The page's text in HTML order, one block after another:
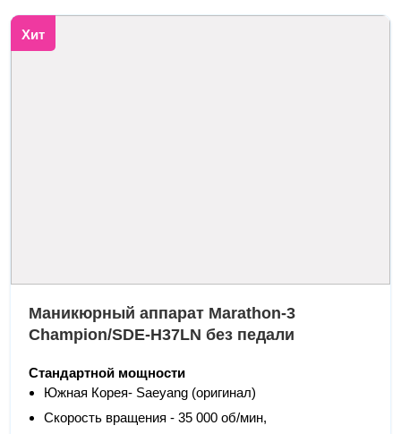
Хит
Маникюрный аппарат Marathon-3
Champion/SDE-H37LN без педали
Стандартной мощности
Южная Корея- Saeyang (оригинал)
Скорость вращения - 35 000 об/мин,